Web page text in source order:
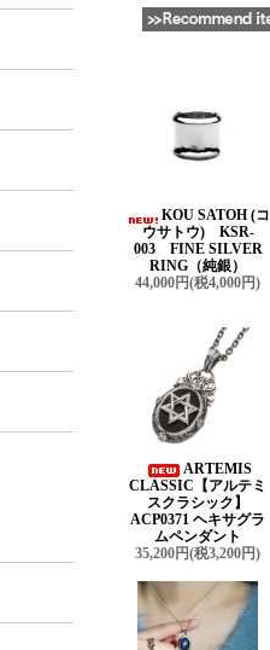
KOU SATOH (コ
ウサトウ) KSR-
003 FINE SILVER
RING（純銀）
44,000円(税4,000円)
ARTEMIS
CLASSIC【アルテミ
スクラシック】
ACP0371 ヘキサグラ
ムペンダント
35,200円(税3,200円)